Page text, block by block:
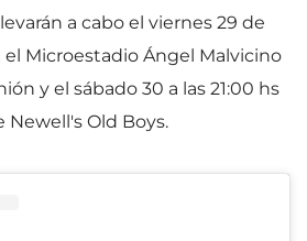
a cabo el viernes 29 de
el Microestadio Ángel Malvicino
y el sábado 30 a las 21:00 hs
Old Boys.